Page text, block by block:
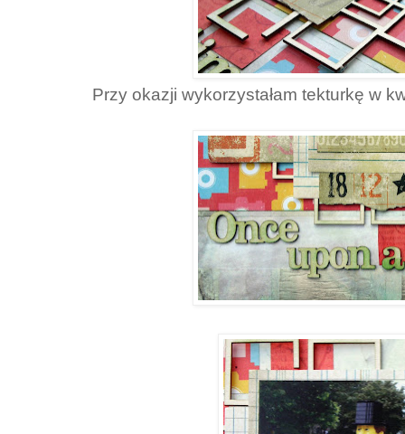
Przy okazji wykorzystałam tekturkę w